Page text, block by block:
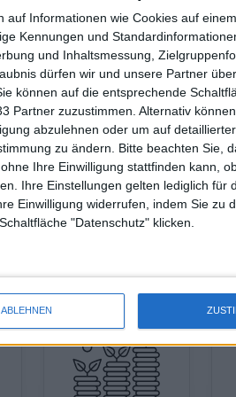
Informationen wie Cookies auf
Kennungen und
und Inhaltsmessung,
dürfen wir und unsere Partner
können auf die entsprechende
Partner zuzustimmen. Alternativ
abzulehnen oder um auf
zu ändern.
Bitte beachten Sie,
Ihre Einwilligung stattfinden kann,
Ihre Einstellungen gelten lediglich für
Einwilligung widerrufen, indem Sie zu
"Datenschutz" klicken.
ABLEHNEN